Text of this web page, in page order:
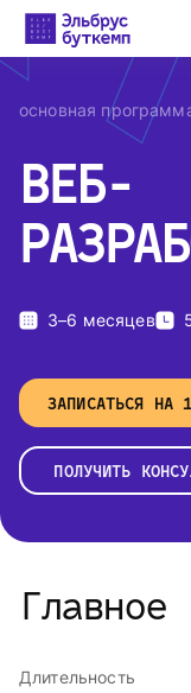
основная
ВЕБ-
3–6 месяцев
ЗАПИСАТЬСЯ НА
ПОЛУЧИТЬ
Главное
Длительность